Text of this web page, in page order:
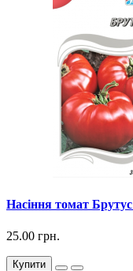
Насіння томат
25.00 грн.
Купити